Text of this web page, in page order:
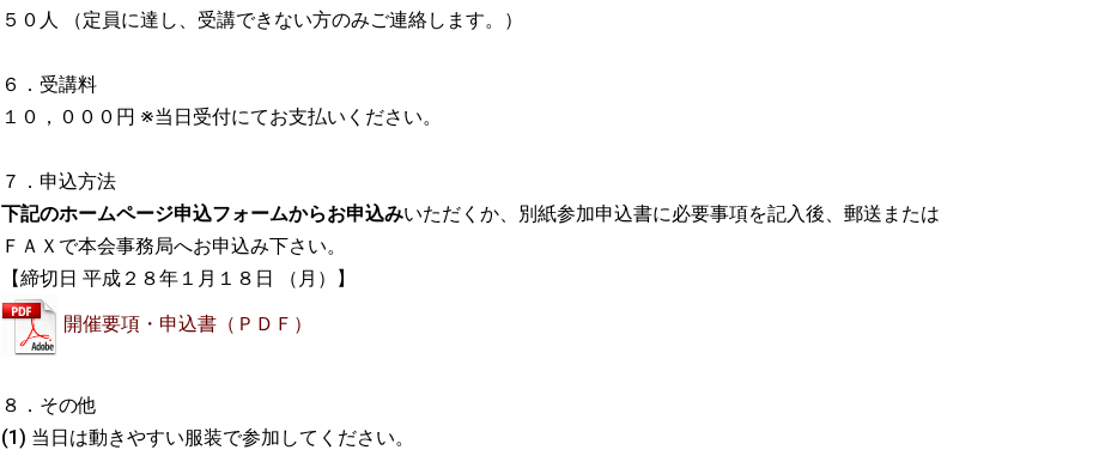
５０人 （定員に達し、受講できない方のみご連絡します。）
６．受講料
１０，０００円 ※当日受付にてお支払いください。
７．申込方法
下記のホームページ申込フォームからお申込みいただくか、別紙参加申込書に必要事項を記入後、郵送または
ＦＡＸで本会事務局へお申込み下さい。
【締切日 平成２８年１月１８日 （月）】
開催要項・申込書（ＰＤＦ）
８．その他
(1) 当日は動きやすい服装で参加してください。